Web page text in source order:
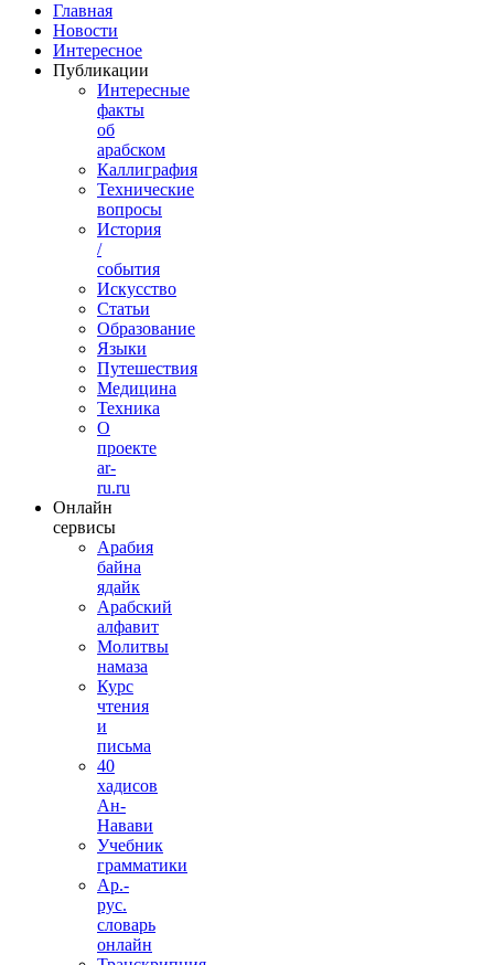
Главная
Новости
Интересное
Публикации
Интересные
факты
об
арабском
Каллиграфия
Технические
вопросы
История
/
события
Искусство
Статьи
Образование
Языки
Путешествия
Медицина
Техника
О
проекте
ar-
ru.ru
Онлайн
сервисы
Арабия
байна
ядайк
Арабский
алфавит
Молитвы
намаза
Курс
чтения
и
письма
40
хадисов
Ан-
Навави
Учебник
грамматики
Ар.-
рус.
словарь
онлайн